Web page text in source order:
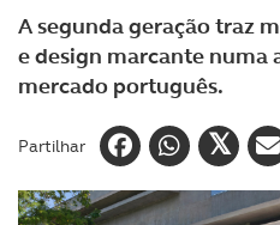
A segunda geração traz
e design marcante numa
mercado português.
Partilhar